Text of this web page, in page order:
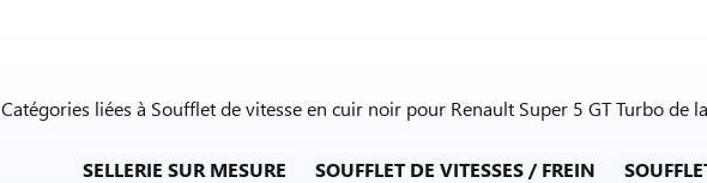
Catégories liées à Soufflet de vitesse en cuir noir pour Renault Super 5 GT Turbo de
SELLERIE SUR MESURE SOUFFLET DE VITESSES / FREIN